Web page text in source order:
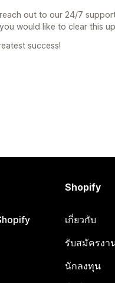
out to our 24/7
would like to clear this
success!
Shopify
เกี่ยวกับ
รับสมัครงา
นักลงทุน